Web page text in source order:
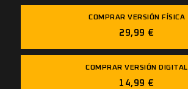
COMPRAR VERSIÓN FÍSICA
29,99 €
COMPRAR VERSIÓN DIGITAL
14,99 €